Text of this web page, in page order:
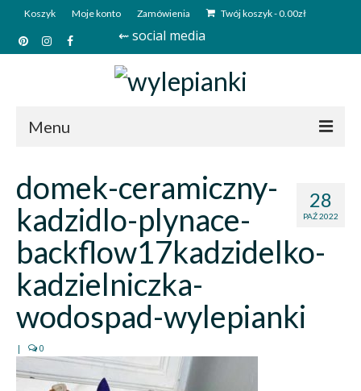
Koszyk Moje konto Zamówienia Twój koszyk-0.00zł
⇜ social media
Menu
Sklep
Kim jesteśmy?
Kontakt
Deutsch
28
PAŹ 2022
domek-ceramiczny-
kadzidlo-plynace-
backflow17kadzidelko-
kadzielniczka-
wodospad-wylepianki
| 0